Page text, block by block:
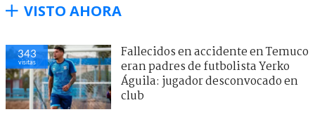
VISTO AHORA
343
visitas
Fallecidos en accidente en Temuco
eran padres de futbolista Yerko
Águila: jugador desconvocado en
club